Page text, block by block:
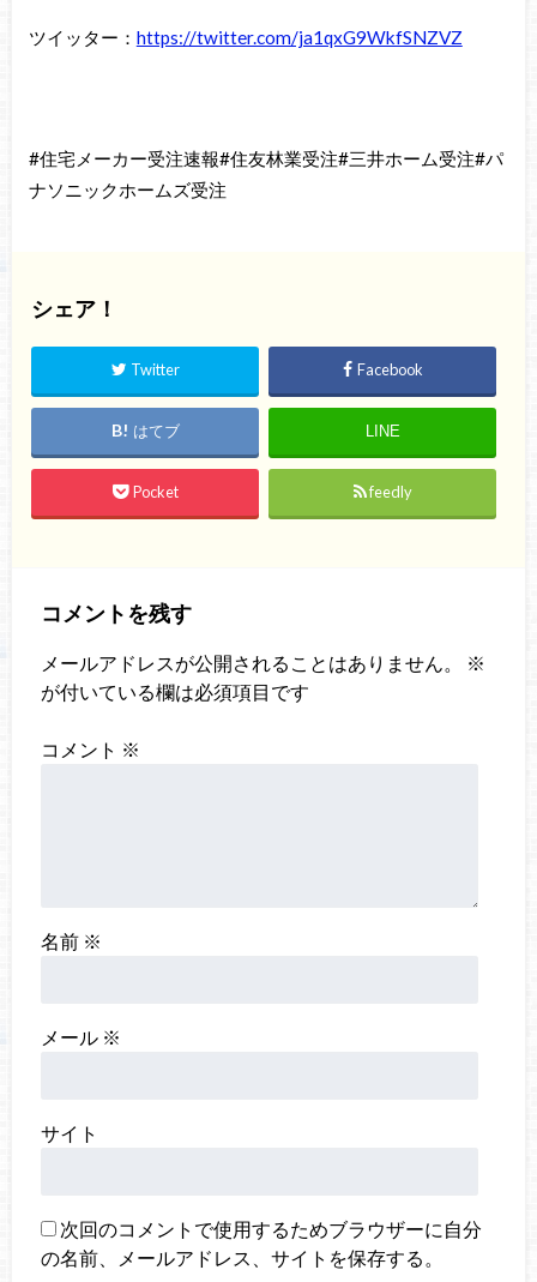
ツイッター： https://twitter.com/ja1qxG9WkfSNZVZ
#住宅メーカー受注速報#住友林業受注#三井ホーム受注#パ
ナソニックホームズ受注
シェア！
Twitter Facebook
はてブ LINE
Pocket feedly
コメントを残す
メールアドレスが公開されることはありません。
※
が付いている欄は必須項目です
コメント ※
名前 ※
メール ※
サイト
次回のコメントで使用するためブラウザーに自分
の名前、メールアドレス、サイトを保存する。